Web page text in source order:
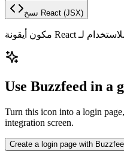
نسخ React (JSX)
Use Buzzfeed in a
Turn this icon into a login
integration screen.
Create a login page with